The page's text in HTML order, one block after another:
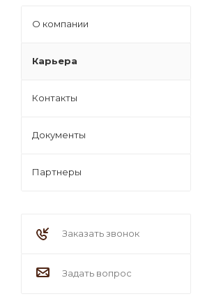
О компании
Карьера
Контакты
Документы
Партнеры
Заказать звонок
Задать вопрос